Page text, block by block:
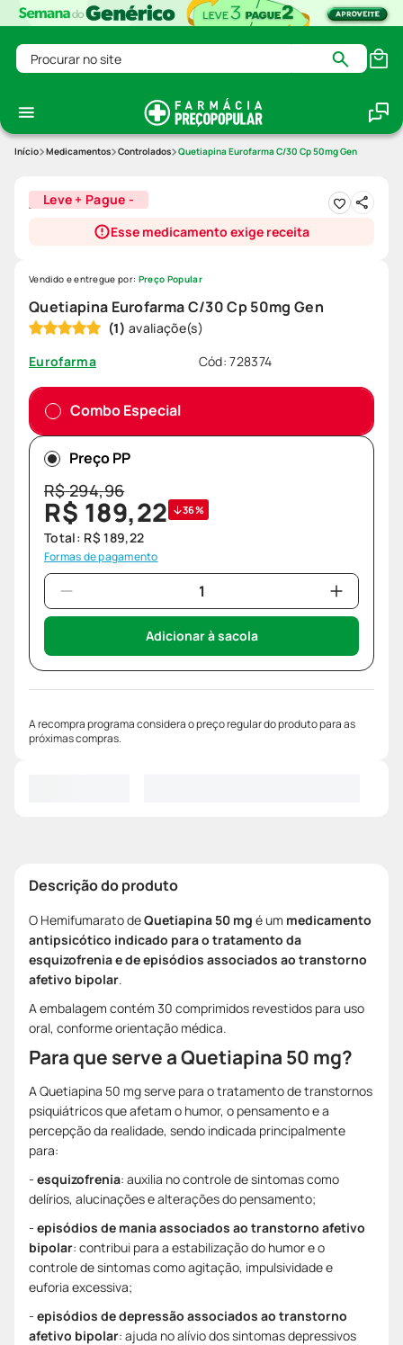
Procurar no site
Medicamentos Controlados Quetiapina Eurofarma C/30 Cp 50mg Gen
Leve + Pague -
Esse medicamento exige receita
Quetiapina Eurofarma C/30 Cp 50mg Gen
(1)
Eurofarma
Cód:728374
Vendido e entregue por: Preço Popular
Combo Especial
Preço PP
R$294,96
R$ 189,22 36%
Total: R$ 189,22
Formas de pagamento
Adicionar à sacola
A recompra programa considera o preço regular do produto para as
próximas compras.
Descrição do produto
O Hemifumarato deQuetiapina 50 mg é um medicamento
antipsicótico indicado para o tratamento da
esquizofrenia e de episódios associados ao transtorno
afetivo bipolar.
A embalagem contém 30 comprimidos revestidos para uso
oral, conforme orientação médica.
Para que serve a Quetiapina 50 mg?
A Quetiapina 50 mg serve para o tratamento de transtornos
psiquiátricos que afetam o humor, o pensamento e a
percepção da realidade, sendo indicada principalmente
para:
- esquizofrenia: auxilia no controle de sintomas como
delírios, alucinações e alterações do pensamento;
- episódios de mania associados ao transtorno afetivo
bipolar: contribui para a estabilização do humor e o
controle de sintomas como agitação, impulsividade e
euforia excessiva;
- episódios de depressão associados ao transtorno
afetivo bipolar: ajuda no alívio dos sintomas depressivos